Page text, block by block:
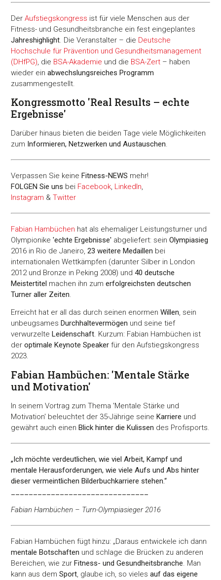
DerAufstiegskongress ist für viele Menschen aus der
Fitness- und Gesundheitsbranche ein fest eingeplantes
Jahreshighlight . Die Veranstalter – die Deutsche
Hochschule für Prävention und Gesundheitsmanagement
(DHfPG) , die BSA-Akademie und die BSA-Zert – haben
wieder einabwechslungsreiches Programm
zusammengestellt.
Kongressmotto 'Real Results – echte
Ergebnisse'
Darüber hinaus bieten die beiden Tage viele Möglichkeiten
zum Informieren, Netzwerken und Austauschen.
Verpassen Sie keineFitness-NEWS mehr!
FOLGEN Sie uns bei Facebook, LinkedIn,
Instagram &Twitter
Fabian Hambüchen hat als ehemaliger Leistungsturner und
Olympionike'echte Ergebnisse' abgeliefert: seinOlympiasieg
2016 in Rio de Janeiro,23 weitere Medaillen bei
internationalen Wettkämpfen (darunter Silber in London
2012 und Bronze in Peking 2008) und40 deutsche
Meistertitel machen ihn zumerfolgreichsten deutschen
Turner aller Zeiten.
Erreicht hat er all das durch seinen enormenWillen, sein
unbeugsames Durchhaltevermögen und seine tief
verwurzelte Leidenschaft. Kurzum: Fabian Hambüchen ist
deroptimale Keynote Speaker für den Aufstiegskongress
2023.
Fabian Hambüchen: 'Mentale Stärke
und Motivation'
In seinem Vortrag zum Thema 'Mentale Stärke und
Motivation' beleuchtet der 35-Jährige seineKarriere und
gewährt auch einenBlick hinter die Kulissen des Profisports.
„Ich möchte verdeutlichen, wie viel Arbeit, Kampf und
mentale Herausforderungen, wie viele Aufs und Abs hinter
dieser vermeintlichen Bilderbuchkarriere stehen.“
Fabian Hambüchen – Turn-Olympiasieger 2016
Fabian Hambüchen fügt hinzu: „Daraus entwickele ich dann
mentale Botschaften und schlage die Brücken zu anderen
Bereichen, wie zurFitness- und Gesundheitsbranche. Man
kann aus demSport, glaube ich, so vielesauf das eigene